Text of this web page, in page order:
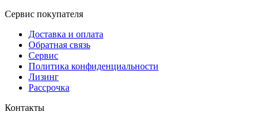
Сервис покупателя
Доставка и оплата
Обратная связь
Сервис
Политика конфиденциальности
Лизинг
Рассрочка
Контакты